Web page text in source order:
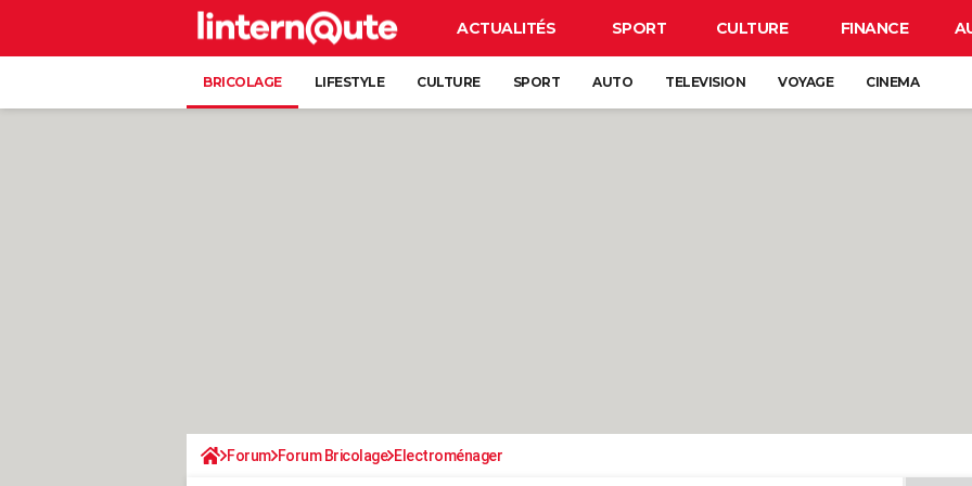
ACTUALITÉS SPORT CULTURE FINANCE
BRICOLAGE LIFESTYLE CULTURE SPORT AUTO TELEVISION VOYAGE CINEMA
Forum Forum Bricolage Electroménager